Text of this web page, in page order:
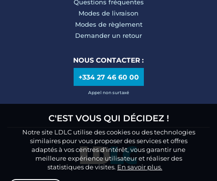
Questions fréquentes
Modes de livraison
Modes de règlement
Demander un retour
NOUS CONTACTER :
+334 27 46 60 00
Appel non surtaxé
C'EST VOUS QUI DÉCIDEZ !
Notre site LDLC utilise des cookies ou des technologies
similaires pour vous proposer des services et offres
adaptés à vos centres d’intérêt, vous garantir une
meilleure expérience utilisateur et réaliser des
statistiques de visites. En savoir plus.